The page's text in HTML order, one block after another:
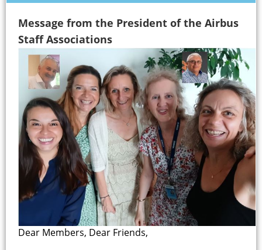
Message from the President of the Airbus
Staff Associations
Dear Members, Dear Friends,